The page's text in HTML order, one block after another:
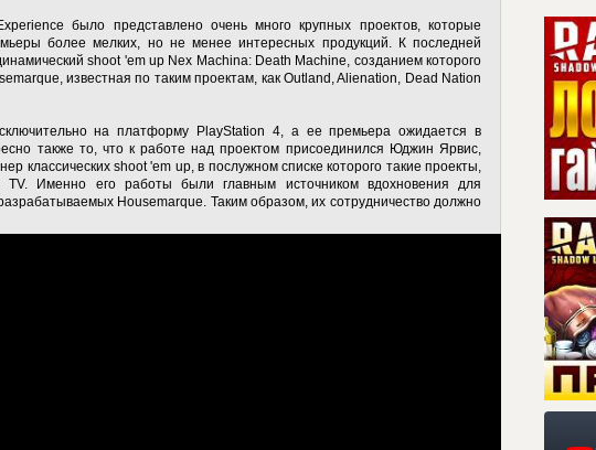
было представлено очень много крупных проектов, которые
более мелких, но не менее интересных продукций. К последней
shoot 'em up Nex Machina: Death Machine, созданием которого
известная по таким проектам, как Outland, Alienation, Dead Nation
на платформу PlayStation 4, а ее премьера ожидается в
также то, что к работе над проектом присоединился Юджин Ярвис,
классических shoot 'em up, в послужном списке которого такие проекты,
TV. Именно его работы были главным источником вдохновения для
Housemarque. Таким образом, их сотрудничество должно